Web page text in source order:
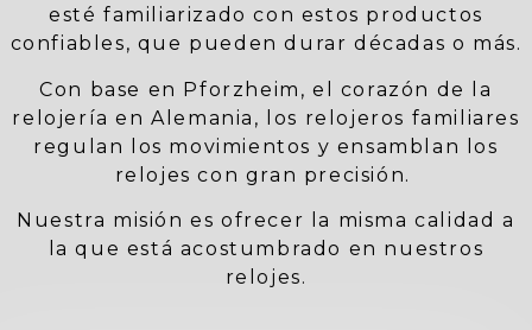
esté familiarizado con estos productos
confiables, que pueden durar décadas o más.
Con base en Pforzheim, el corazón de la
relojería en Alemania, los relojeros familiares
regulan los movimientos y ensamblan los
relojes con gran precisión.
Nuestra misión es ofrecer la misma calidad a
la que está acostumbrado en nuestros
relojes.